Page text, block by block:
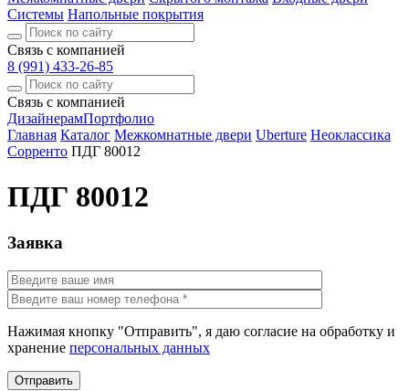
Системы Напольные покрытия
Связь с компанией
8 (991) 433-26-85
Связь с компанией
ДизайнерамПортфолио
Главная Каталог Межкомнатные двери Uberture Неоклассика
Сорренто ПДГ 80012
ПДГ 80012
Заявка
Нажимая кнопку "Отправить", я даю согласие на обработку и
хранение персональных данных
Отправить